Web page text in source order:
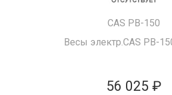
CAS PB-150
Весы электр.CAS PB-
56 025 ₽